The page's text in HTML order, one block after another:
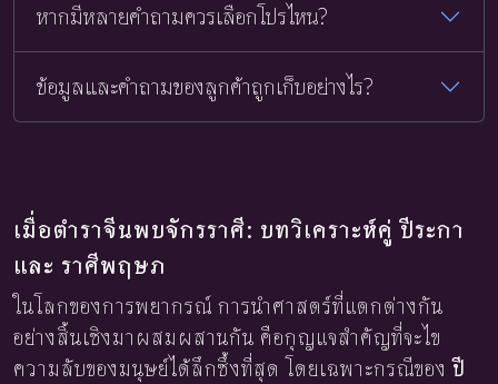
หากมีหลายคำถามควรเลือกโปรไหน?
ข้อมูลและคำถามของลูกค้าถูกเก็บอย่างไร?
เมื่อตำราจีนพบจักรราศี: บทวิเคราะห์คู่ ปีระกา
และ ราศีพฤษภ
ในโลกของการพยากรณ์ การนำศาสตร์ที่แตกต่างกัน
อย่างสิ้นเชิงมาผสมผสานกัน คือกุญแจสำคัญที่จะไข
ความลับของมนุษย์ได้ลึกซึ้งที่สุด โดยเฉพาะกรณีของปี